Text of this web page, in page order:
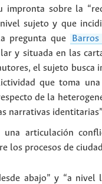
impronta sobre la
sujeto y que
pregunta que
y situada en las
el sujeto busca
que toma
de la
narrativas
una articulación
los procesos de
abajo” y “a